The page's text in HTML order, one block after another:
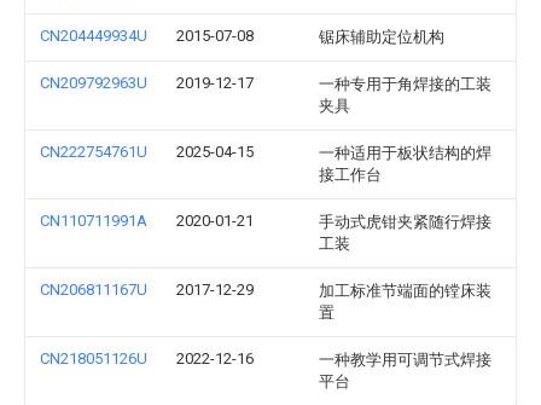
CN204449934U 2015-07-08 锯床辅助定位机构
CN209792963U 2019-12-17
一种专用于角焊接的工装
夹具
CN222754761U 2025-04-15
一种适用于板状结构的焊
接工作台
CN110711991A 2020-01-21
手动式虎钳夹紧随行焊接
工装
CN206811167U 2017-12-29
加工标准节端面的镗床装
置
CN218051126U 2022-12-16
一种教学用可调节式焊接
平台